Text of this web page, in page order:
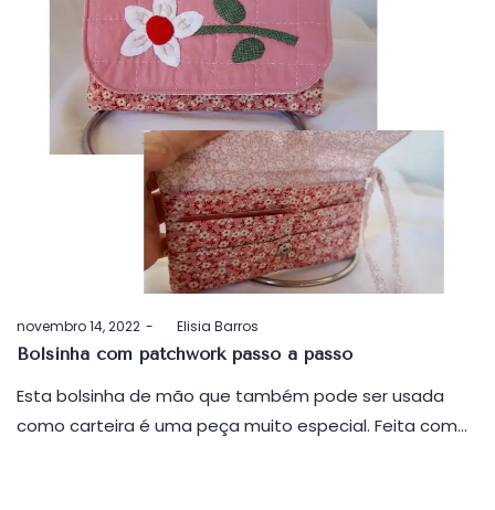
Postado
em
novembro 14, 2022 byElisia Barros
Bolsinha com patchwork passo a passo
Esta bolsinha de mão que também pode ser usada
como carteira é uma peça muito especial. Feita com…